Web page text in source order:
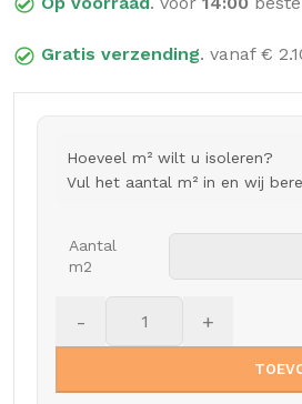
Gratis verzending. vanaf €
Hoeveel m² wilt u isoleren?
Vul het aantal m² in en wij
Aantal
m2
- +